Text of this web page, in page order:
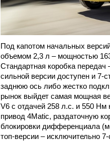
Под капотом начальных
объемом 2,3 л – мощностью
Стандартная коробка передач
сильной версии доступен и 7-
заднюю ось либо жестко
рынок выйдет самая мощная
V6 с отдачей 258 л.с. и 550
привод 4Matic, раздаточную
блокировки дифференциала
топ-версии – исключительно